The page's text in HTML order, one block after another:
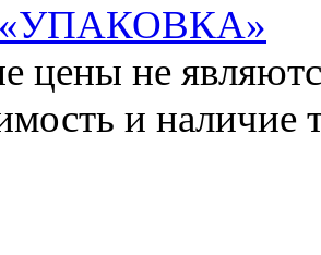
«УПАКОВКА»
цены не
и наличие